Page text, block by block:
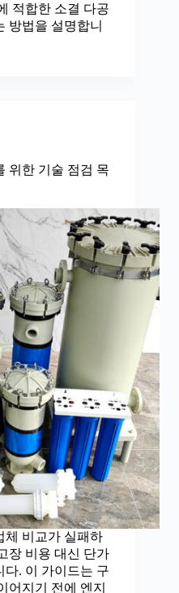
적합한 소결 다공
방법을 설명합니
위한 기술 점검 목
체 비교가 실패하
장 비용 대신 단가
다. 이 가이드는 구
어지기 전에 엔지